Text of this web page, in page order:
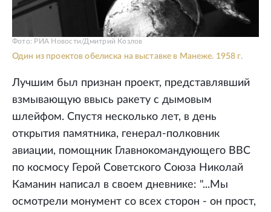
Один из проектов обелиска на выставке в Манеже. 1958 г.
Фото: РИА Новости/Дмитрий Козлов
Лучшим был признан проект, представлявший
взмывающую ввысь ракету с дымовым
шлейфом. Спустя несколько лет, в день
открытия памятника, генерал-полковник
авиации, помощник Главнокомандующего ВВС
по космосу Герой Советского Союза Николай
Каманин написал в своем дневнике: "...Мы
осмотрели монумент со всех сторон - он прост,